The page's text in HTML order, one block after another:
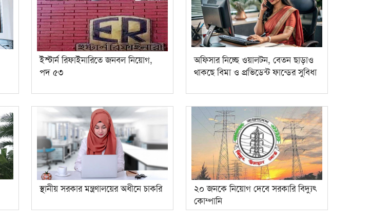
ইস্টার্ন রিফাইনারিতে জনবল নিয়োগ,
পদ ৫৩
অফিসার নিচ্ছে ওয়ালটন, বেতন ছাড়াও
থাকছে বিমা ও প্রভিডেন্ট ফান্ডের সুবিধা
স্থানীয় সরকার মন্ত্রণালয়ের অধীনে চাকরি
২০ জনকে নিয়োগ দেবে সরকারি বিদ্যুৎ
কোম্পানি